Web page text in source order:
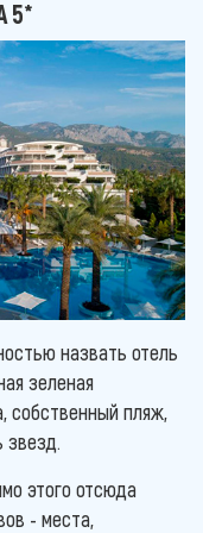
5*
назвать отель
зеленая
собственный пляж,
звезд.
этого отсюда
- места,